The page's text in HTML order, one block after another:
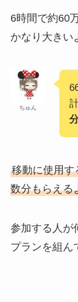
6時間で約60
かなり大きい
ちゅん
移動に使用す
数分もらえる
参加する人が
プランを組ん